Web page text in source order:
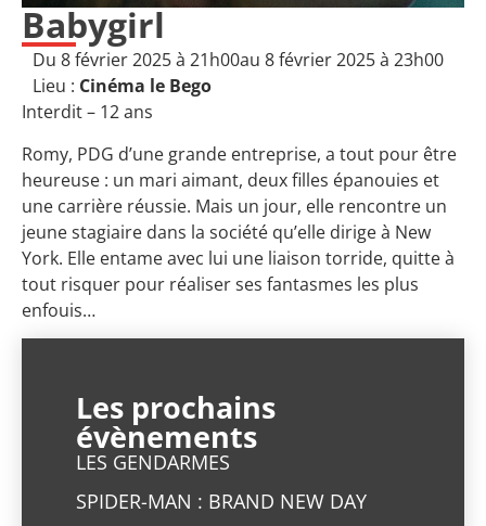
Babygirl
Du 8 février 2025 à 21h00au 8 février 2025 à 23h00
Lieu : Cinéma le Bego
Interdit – 12 ans
Romy, PDG d’une grande entreprise, a tout pour être
heureuse : un mari aimant, deux filles épanouies et
une carrière réussie. Mais un jour, elle rencontre un
jeune stagiaire dans la société qu’elle dirige à New
York. Elle entame avec lui une liaison torride, quitte à
tout risquer pour réaliser ses fantasmes les plus
enfouis…
Les prochains
évènements
LES GENDARMES
SPIDER-MAN : BRAND NEW DAY